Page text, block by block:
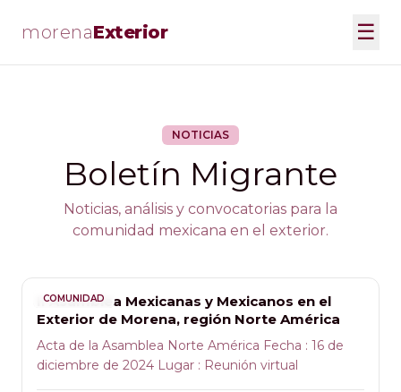
morenaExterior ☰
NOTICIAS
Boletín Migrante
Noticias, análisis y convocatorias para la
comunidad mexicana en el exterior.
COMUNIDAD
II Asamblea Mexicanas y Mexicanos en el
Exterior de Morena, región Norte América
Acta de la Asamblea Norte América Fecha : 16 de
diciembre de 2024 Lugar : Reunión virtual